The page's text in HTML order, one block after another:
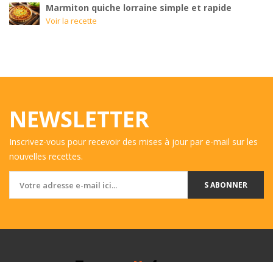
Marmiton quiche lorraine simple et rapide
Voir la recette
NEWSLETTER
Inscrivez-vous pour recevoir des mises à jour par e-mail sur les
nouvelles recettes.
S ABONNER